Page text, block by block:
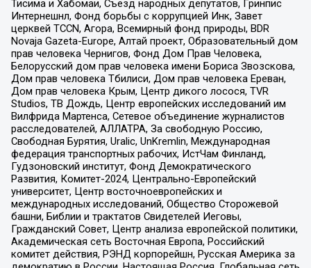
Тисима и Хабомаи, Съезд народных депутатов, Гринпис
Интернешнл, Фонд борьбы с коррупцией Инк, Завет
церквей TCCN, Агора, Всемирный фонд природы, BDR
Novaja Gazeta-Europe, Алтай проект, Образовательный дом
прав человека Чернигов, Фонд Дом Прав Человека,
Белорусский дом прав человека имени Бориса Звозскова,
Дом прав человека Тбилиси, Дом прав человека Ереван,
Дом прав человека Крым, Центр дикого лосося, TVR
Studios, ТВ Дождь, Центр европейских исследований им
Вилфрида Мартенса, Сетевое объединение журналистов
расследователей, АЛЛАТРА, За свободную Россию,
Свободная Бурятия, Uralic, UnKremlin, Международная
федерация транспортных рабочих, ИстЧам Финланд,
Гудзоновский институт, Фонд Демократического
Развития, Комитет-2024, Центрально-Европейский
университет, Центр восточноевропейских и
международных исследований, Общество Сторожевой
башни, Библии и трактатов Свидетелей Иеговы,
Гражданский Совет, Центр анализа европейской политики,
Академическая сеть Восточная Европа, Российский
комитет действия, РЭНД корпорейшн, Русская Америка за